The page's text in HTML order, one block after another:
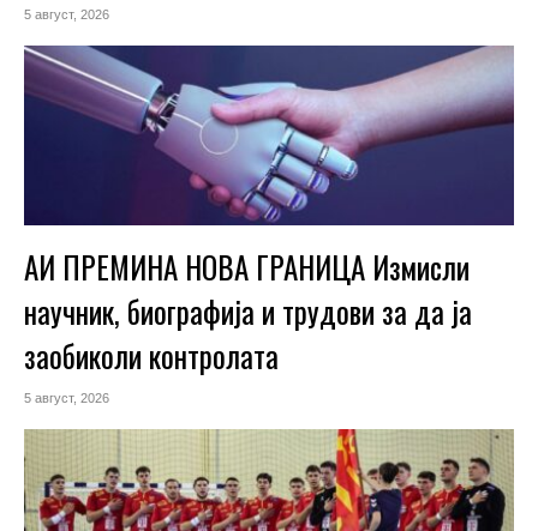
5 август, 2026
АИ ПРЕМИНА НОВА ГРАНИЦА Измисли
научник, биографија и трудови за да ја
заобиколи контролата
5 август, 2026